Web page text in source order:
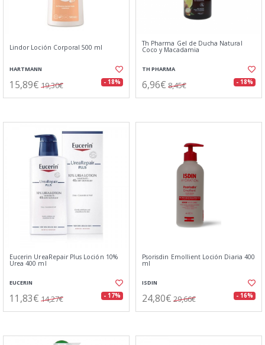
Lindor Loción Corporal 500 ml
HARTMANN
15,89€ 19,30€ - 18%
Th Pharma Gel de Ducha Natural
Coco y Macadamia
TH PHARMA
6,96€ 8,45€ - 18%
Eucerin UreaRepair Plus Loción 10%
Urea 400 ml
EUCERIN
11,83€ 14,27€ - 17%
Psorisdin Emollient Loción Diaria 400
ml
ISDIN
24,80€ 29,66€ - 16%